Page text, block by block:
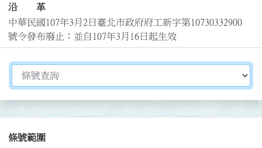
沿 革
中華民國107年3月2日臺北市政府府工新字第10730332900
號令發布廢止；並自107年3月16日起生效
切換選擇法規資訊內容
條號範圍